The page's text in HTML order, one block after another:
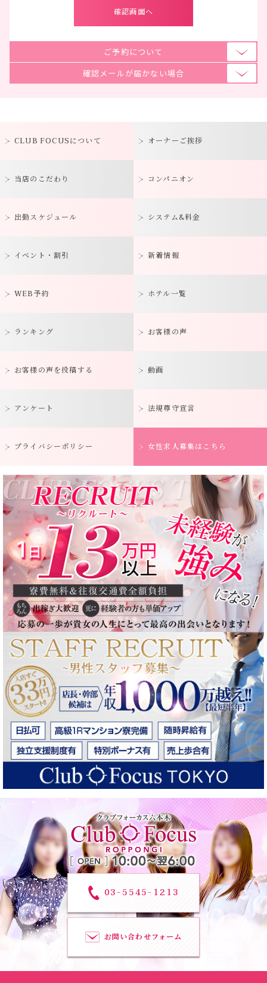
ご予約について
確認メールが届かない場合
CLUB FOCUSについて オーナーご挨拶
当店のこだわり コンパニオン
出勤スケジュール システム&料金
イベント・割引 新着情報
WEB予約 ホテル一覧
ランキング お客様の声
お客様の声を投稿する 動画
アンケート 法規尊守宣言
プライバシーポリシー 女性求人募集はこちら
03-5545-1213
お問い合わせフォーム